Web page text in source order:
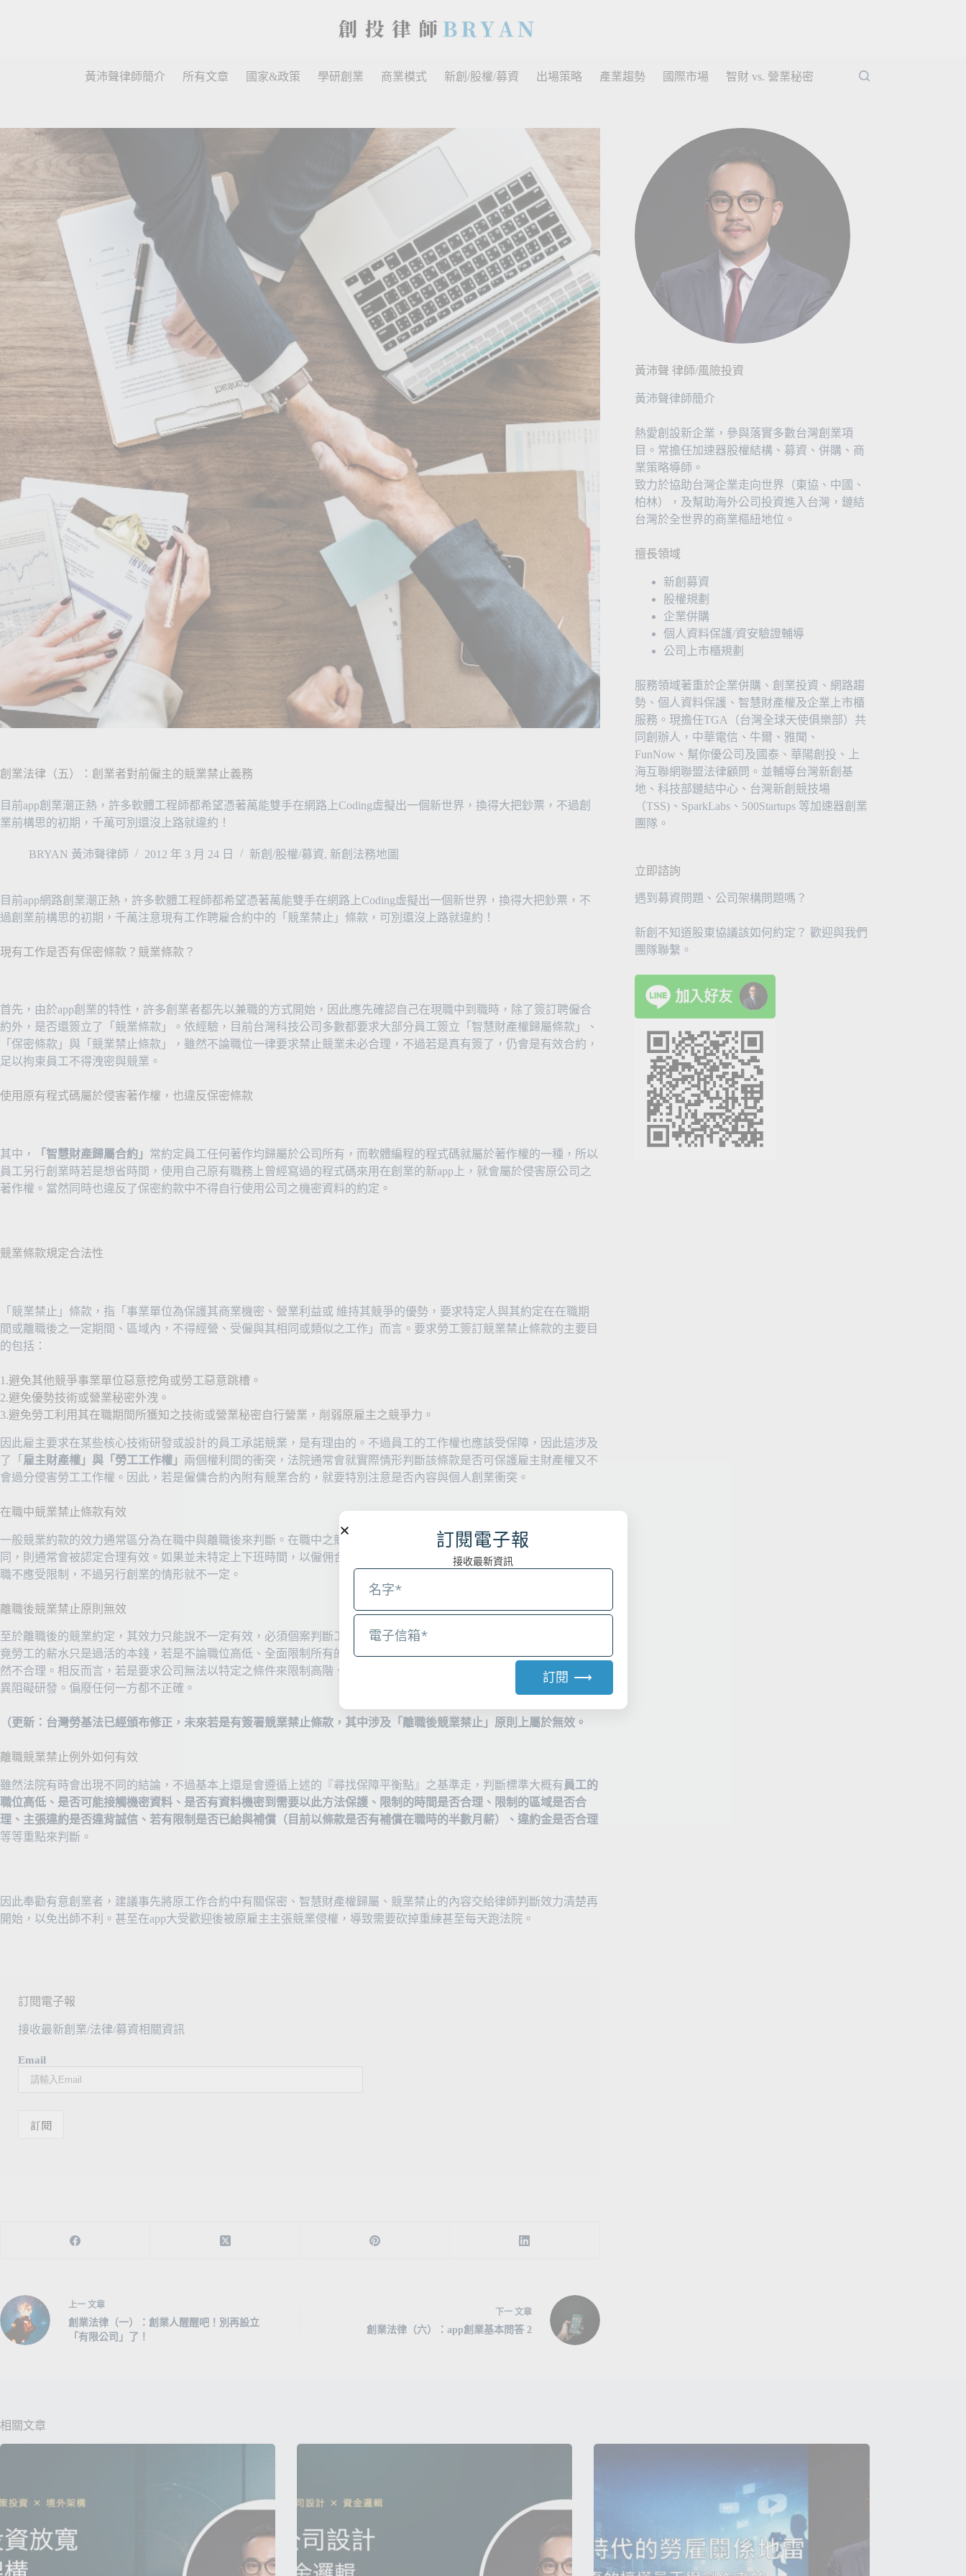
黃沛聲律師簡介 所有文章 國家&政策 學研創業 商業模式 新創/股權/募資 出場策略 產業趨勢 國際市場 智財 vs. 營業秘密
創業法律（五）：創業者對前僱主的競業禁止義務
目前app創業潮正熱，許多軟體工程師都希望憑著萬能雙手在網路上Coding虛擬出一個新世界，換得大把鈔票，不過創
業前構思的初期，千萬可別還沒上路就違約！
BRYAN 黃沛聲律師 2012 年 3 月 24 日 新創/股權/募資, 新創法務地圖
目前app網路創業潮正熱，許多軟體工程師都希望憑著萬能雙手在網路上Coding虛擬出一個新世界，換得大把鈔票，不
過創業前構思的初期，千萬注意現有工作聘雇合約中的「競業禁止」條款，可別還沒上路就違約！
現有工作是否有保密條款？競業條款？
首先，由於app創業的特性，許多創業者都先以兼職的方式開始，因此應先確認自己在現職中到職時，除了簽訂聘僱合
約外，是否還簽立了「競業條款」。依經驗，目前台灣科技公司多數都要求大部分員工簽立「智慧財產權歸屬條款」、
「保密條款」與「競業禁止條款」，雖然不論職位一律要求禁止競業未必合理，不過若是真有簽了，仍會是有效合約，
足以拘束員工不得洩密與競業。
使用原有程式碼屬於侵害著作權，也違反保密條款
其中， 「智慧財產歸屬合約」 常約定員工任何著作均歸屬於公司所有，而軟體編程的程式碼就屬於著作權的一種，所以
員工另行創業時若是想省時間，使用自己原有職務上曾經寫過的程式碼來用在創業的新app上，就會屬於侵害原公司之
著作權。當然同時也違反了保密約款中不得自行使用公司之機密資料的約定。
競業條款規定合法性
「競業禁止」條款，指「事業單位為保護其商業機密、營業利益或 維持其競爭的優勢，要求特定人與其約定在在職期
間或離職後之一定期間、區域內，不得經營、受僱與其相同或類似之工作」而言。要求勞工簽訂競業禁止條款的主要目
的包括：
1.避免其他競爭事業單位惡意挖角或勞工惡意跳槽。
2.避免優勢技術或營業秘密外洩。
3.避免勞工利用其在職期間所獲知之技術或營業秘密自行營業，削弱原雇主之競爭力。
因此雇主要求在某些核心技術研發或設計的員工承諾競業，是有理由的。不過員工的工作權也應該受保障，因此這涉及
了「 雇主財產權」與「勞工工作權」 兩個權利間的衝突，法院通常會就實際情形判斷該條款是否可保護雇主財產權又不
會過分侵害勞工工作權。因此，若是僱傭合約內附有競業合約，就要特別注意是否內容與個人創業衝突。
在職中競業禁止條款有效
一般競業約款的效力通常區分為在職中與離職後來判斷。在職中之競業規定員工不得兼職，若是特別註明無論上下班均
同，則通常會被認定合理有效。如果並未特定上下班時間，以僱佣合約性質為一定時間內提供勞務之性質，下班後之兼
職不應受限制，不過另行創業的情形就不一定。
離職後競業禁止原則無效
至於離職後的競業約定，其效力只能說不一定有效，必須個案判斷工作性質與職位來判斷約定的違約金是否會過高。畢
竟勞工的薪水只是過活的本錢，若是不論職位高低、全面限制所有的員工離職後都不能運用個人工作專業來討生活，必
然不合理。相反而言，若是要求公司無法以特定之條件來限制高階、核心之研發人員於離職之後之工作洩密對象，則無
異阻礙研發。偏廢任何一方都不正確。
（更新：台灣勞基法已經頒布修正，未來若是有簽署競業禁止條款，其中涉及「離職後競業禁止」原則上屬於無效。
離職競業禁止例外如何有效
雖然法院有時會出現不同的結論，不過基本上還是會遵循上述的『尋找保障平衡點』之基準走，判斷標準大概有員工的
職位高低、是否可能接觸機密資料、是否有資料機密到需要以此方法保護、限制的時間是否合理、限制的區域是否合
理、主張違約是否違背誠信、若有限制是否已給與補償（目前以條款是否有補償在職時的半數月薪）、違約金是否合理
等等重點來判斷。
因此奉勸有意創業者，建議事先將原工作合約中有關保密、智慧財產權歸屬、競業禁止的內容交給律師判斷效力清楚再
開始，以免出師不利。甚至在app大受歡迎後被原雇主主張競業侵權，導致需要砍掉重練甚至每天跑法院。
訂閱電子報
接收最新創業/法律/募資相關資訊
Email
上一 文章
創業法律（一）：創業人醒醒吧！別再設立
「有限公司」了！
下一 文章
創業法律（六）：app創業基本問答 2
黃沛聲 律師/風險投資
黃沛聲律師簡介
熱愛創設新企業，參與落實多數台灣創業項
目。常擔任加速器股權結構、募資、併購、商
業策略導師。
致力於協助台灣企業走向世界（東協、中國、
柏林），及幫助海外公司投資進入台灣，鏈結
台灣於全世界的商業樞紐地位。
擅長領域
新創募資
股權規劃
企業併購
個人資料保護/資安驗證輔導
公司上市櫃規劃
服務領域著重於企業併購、創業投資、網路趨
勢、個人資料保護、智慧財產權及企業上市櫃
服務。現擔任TGA（台灣全球天使俱樂部）共
同創辦人，中華電信、牛爾、雅聞、
FunNow、幫你優公司及國泰、華陽創投、上
海互聯網聯盟法律顧問。並輔導台灣新創基
地、科技部鏈結中心、台灣新創競技場
（TSS)、SparkLabs、500Startups 等加速器創業
團隊。
立即諮詢
遇到募資問題、公司架構問題嗎？
新創不知道股東協議該如何約定？ 歡迎與我們
團隊聯繫。
相關文章
訂閱電子報
接收最新資訊
訂閱 ⟶
l
n
a
t
: